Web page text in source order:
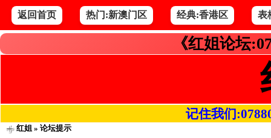
返回首页 热门:新澳门区 经典:香港区 表
《红姐论坛
记住我们
红姐» 论坛提示